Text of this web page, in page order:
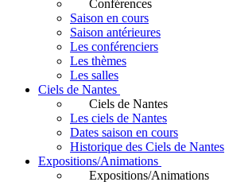
Conférences
Saison en cours
Saison antérieures
Les conférenciers
Les thèmes
Les salles
Ciels de Nantes
Ciels de Nantes
Les ciels de Nantes
Dates saison en cours
Historique des Ciels de Nantes
Expositions/Animations
Expositions/Animations